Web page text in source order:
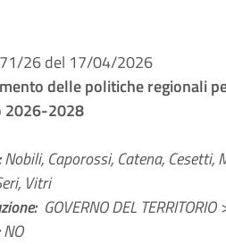
26 del 17/04/2026
delle politiche regionali
2026-2028
Nobili, Caporossi, Catena, Cesetti,
Vitri
GOVERNO DEL
NO